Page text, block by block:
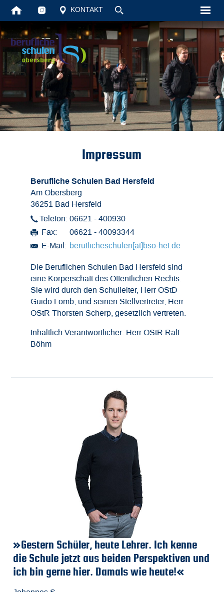
KONTAKT
Impressum
Berufliche Schulen Bad Hersfeld
Am Obersberg
36251 Bad Hersfeld
Telefon: 06621 - 400930
Fax:
06621 - 40093344
E-Mail: beruflicheschulen[at]bso-hef.de
Die Beruflichen Schulen Bad Hersfeld sind
eine Körperschaft des Öffentlichen Rechts.
Sie wird durch den Schulleiter, Herr OStD
Guido Lomb, und seinen Stellvertreter, Herr
OStR Thorsten Scherp, gesetzlich vertreten.
Inhaltlich Verantwortlicher: Herr OStR Ralf
Böhm
»Gestern Schüler, heute Lehrer. Ich kenne
die Schule jetzt aus beiden Perspektiven und
ich bin gerne hier. Damals wie heute!«